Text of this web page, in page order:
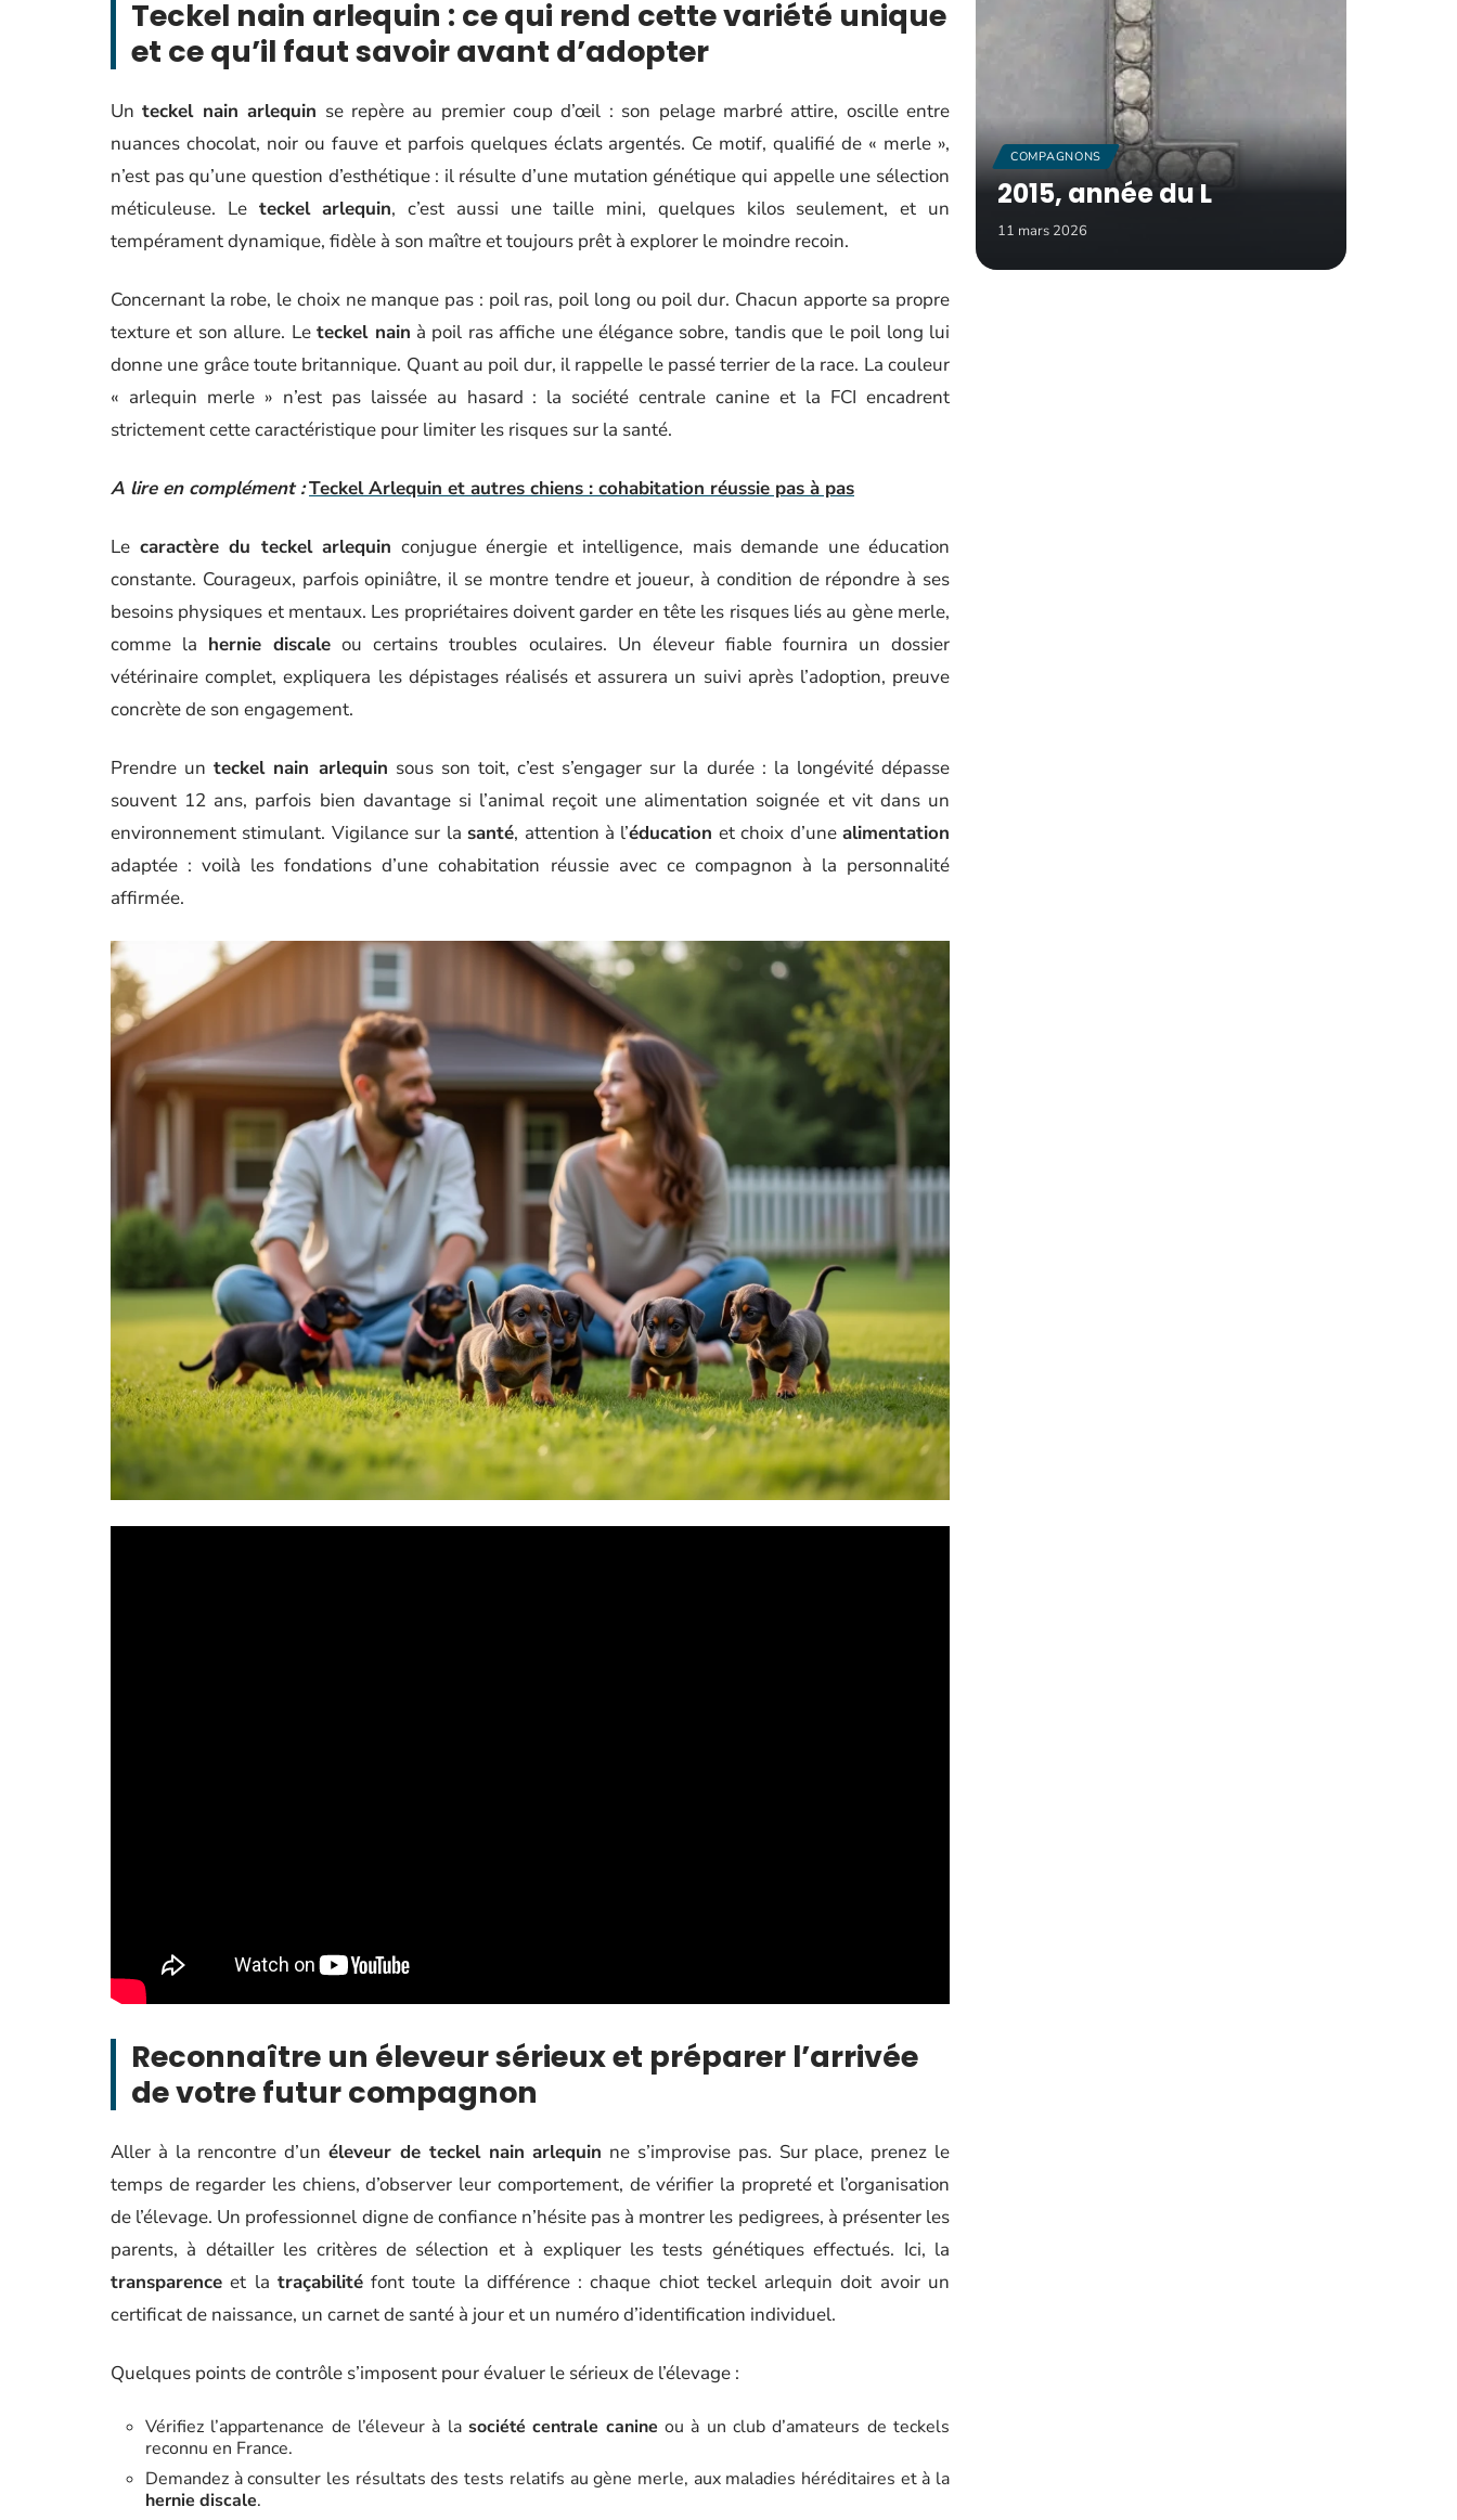
Teckel nain arlequin : ce qui rend cette variété unique
et ce qu’il faut savoir avant d’adopter
Unteckel nain arlequin se repère au premier coup d’œil : son pelage marbré attire, oscille entre
nuances chocolat, noir ou fauve et parfois quelques éclats argentés. Ce motif, qualifié de « merle »,
n’est pas qu’une question d’esthétique : il résulte d’une mutation génétique qui appelle une sélection
méticuleuse. Le teckel arlequin, c’est aussi une taille mini, quelques kilos seulement, et un
tempérament dynamique, fidèle à son maître et toujours prêt à explorer le moindre recoin.
Concernant la robe, le choix ne manque pas : poil ras, poil long ou poil dur. Chacun apporte sa propre
texture et son allure. Leteckel nain à poil ras affiche une élégance sobre, tandis que le poil long lui
donne une grâce toute britannique. Quant au poil dur, il rappelle le passé terrier de la race. La couleur
« arlequin merle » n’est pas laissée au hasard : la société centrale canine et la FCI encadrent
strictement cette caractéristique pour limiter les risques sur la santé.
A lire en complément :Teckel Arlequin et autres chiens : cohabitation réussie pas à pas
Le caractère du teckel arlequin conjugue énergie et intelligence, mais demande une éducation
constante. Courageux, parfois opiniâtre, il se montre tendre et joueur, à condition de répondre à ses
besoins physiques et mentaux. Les propriétaires doivent garder en tête les risques liés au gène merle,
comme la hernie discale ou certains troubles oculaires. Un éleveur fiable fournira un dossier
vétérinaire complet, expliquera les dépistages réalisés et assurera un suivi après l’adoption, preuve
concrète de son engagement.
Prendre unteckel nain arlequin sous son toit, c’est s’engager sur la durée : la longévité dépasse
souvent 12 ans, parfois bien davantage si l’animal reçoit une alimentation soignée et vit dans un
environnement stimulant. Vigilance sur la santé, attention à l’éducation et choix d’unealimentation
adaptée : voilà les fondations d’une cohabitation réussie avec ce compagnon à la personnalité
affirmée.
Reconnaître un éleveur sérieux et préparer l’arrivée
de votre futur compagnon
Aller à la rencontre d’unéleveur de teckel nain arlequin ne s’improvise pas. Sur place, prenez le
temps de regarder les chiens, d’observer leur comportement, de vérifier la propreté et l’organisation
de l’élevage. Un professionnel digne de confiance n’hésite pas à montrer les pedigrees, à présenter les
parents, à détailler les critères de sélection et à expliquer les tests génétiques effectués. Ici, la
transparence et la traçabilitéfont toute la différence : chaque chiot teckel arlequin doit avoir un
certificat de naissance, un carnet de santé à jour et un numéro d’identification individuel.
Quelques points de contrôle s’imposent pour évaluer le sérieux de l’élevage :
Vérifiez l’appartenance de l’éleveur à la société centrale canine ou à un club d’amateurs de teckels
reconnu en France.
Demandez à consulter les résultats des tests relatifs au gène merle, aux maladies héréditaires et à la
hernie discale.
COMPAGNONS
2015, année du L
11 mars 2026